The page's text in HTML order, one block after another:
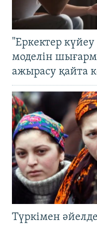
"Еркектер
моделін
ажырасу қайта
Түркімен